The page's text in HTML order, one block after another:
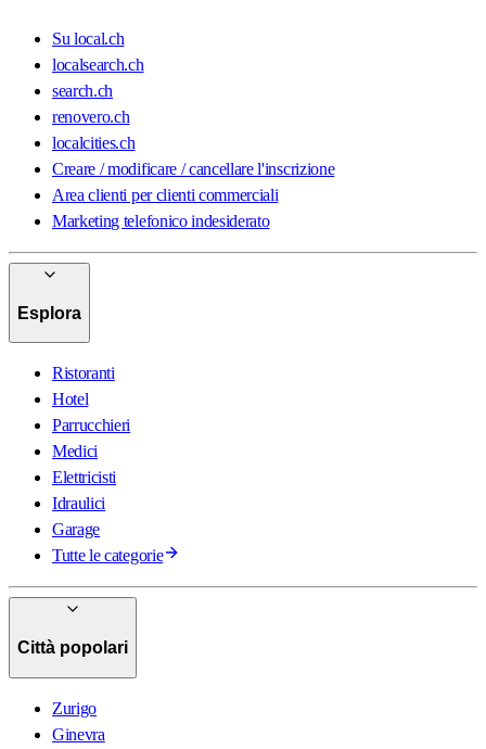
Su local.ch
localsearch.ch
search.ch
renovero.ch
localcities.ch
Creare / modificare / cancellare l'inscrizione
Area clienti per clienti commerciali
Marketing telefonico indesiderato
Esplora
Ristoranti
Hotel
Parrucchieri
Medici
Elettricisti
Idraulici
Garage
Tutte le categorie
Città popolari
Zurigo
Ginevra